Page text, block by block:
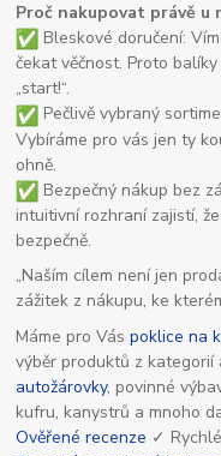
Proč nakupovat právě u
Bleskové doručení:
čekat věčnost. Proto
„start!“.
Pečlivě vybraný
Vybíráme pro vás jen ty
ohně.
Bezpečný nákup bez
intuitivní rozhraní zajistí,
bezpečně.
„Naším cílem není jen
zážitek z nákupu, ke
Máme pro Váspoklice na
výběr produktů z kategorií
autožárovky, povinné
kufru, kanystrů a mnoho
Ověřené recenze ✓